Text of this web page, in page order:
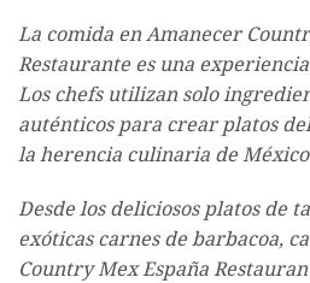
La comida en Amanecer
Restaurante es una
Los chefs utilizan solo
auténticos para crear platos
la herencia culinaria de
Desde los deliciosos platos de
exóticas carnes de barbacoa,
Country Mex España